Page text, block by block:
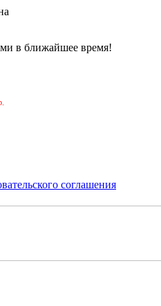
в ближайшее время!
соглашения